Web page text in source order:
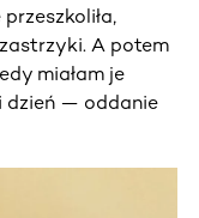
A potem
miałam je
dzień — oddanie